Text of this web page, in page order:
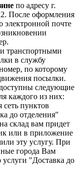
по адресу г.
После оформления
электронной почте
транспортными
в службу
по которому
посылки.
следующие
каждого из них:
сеть пунктов
до отделения"
склад вам придет
или в приложение
эту услугу. При
города Вам
услуги "Доставка до